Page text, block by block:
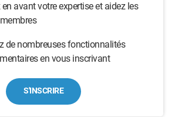
avant votre expertise et aidez les
de nombreuses fonctionnalités
en vous inscrivant
S'INSCRIRE